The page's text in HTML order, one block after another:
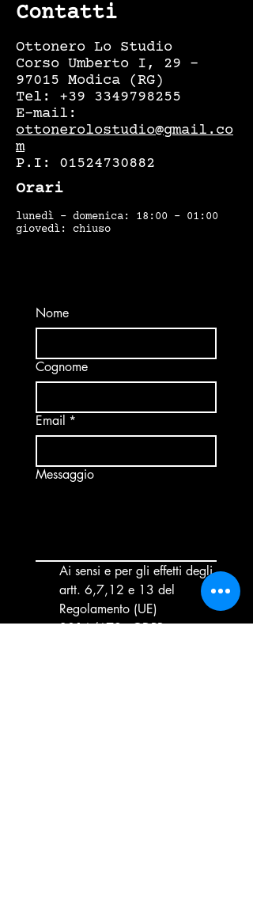
Contatti
Ottonero Lo Studio
Corso Umberto I, 29 –
97015 Modica (RG)
Tel: +39 3349798255
E-mail:
ottonerolostudio@gmail.co
m
P.I: 01524730882
Orari
lunedì - domenica: 18:00 - 01:00
giovedì: chiuso
Nome
Cognome
Email *
Messaggio
Ai sensi e per gli effetti degli
artt. 6,7,12 e 13 del
Regolamento (UE)
2016/679 - GDPR,